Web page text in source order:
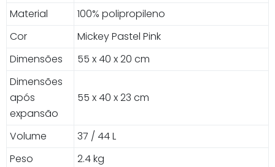
Material
100% polipropileno
Cor
Mickey Pastel Pink
Dimensões
55 x 40 x 20 cm
Dimensões
após
expansão
55 x 40 x 23 cm
Volume
37 / 44 L
Peso
2.4 kg